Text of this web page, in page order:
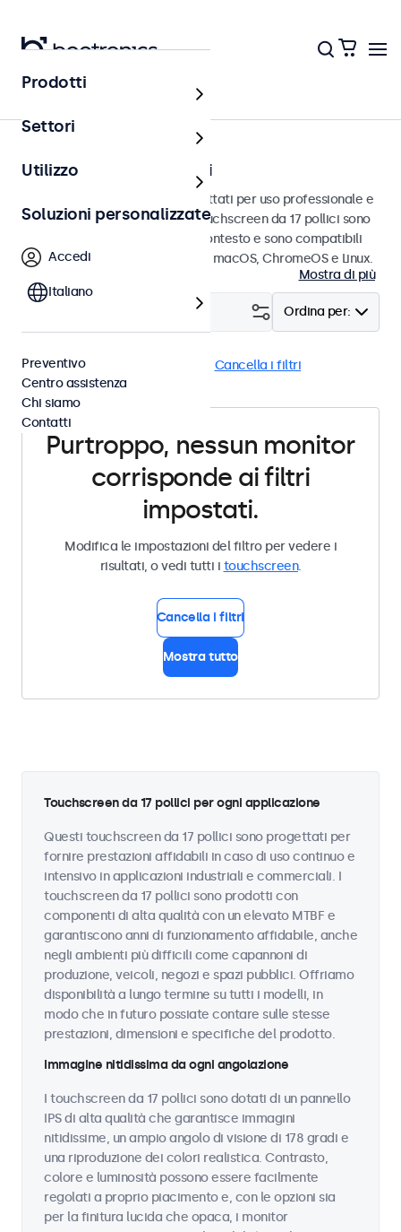
Home
Touchscreen da 17 pollici
Touchscreen da 17 pollici progettati per uso professionale e
uso continuo. Questi monitor touchscreen da 17 pollici sono
facili da integrare in qualsiasi contesto e sono compatibili
con i sistemi operativi Windows, macOS, ChromeOS e Linux.
Mostra di più
Ordina per:
RCA Touchscreen 17 pollici Cancella i filtri
Purtroppo, nessun monitor
corrisponde ai filtri
impostati.
Modifica le impostazioni del filtro per vedere i
risultati, o vedi tutti i touchscreen.
Cancella i filtri
Mostra tutto
Touchscreen da 17 pollici per ogni applicazione
Questi touchscreen da 17 pollici sono progettati per
fornire prestazioni affidabili in caso di uso continuo e
intensivo in applicazioni industriali e commerciali. I
touchscreen da 17 pollici sono prodotti con
componenti di alta qualità con un elevato MTBF e
garantiscono anni di funzionamento affidabile, anche
negli ambienti più difficili come capannoni di
produzione, veicoli, negozi e spazi pubblici. Offriamo
disponibilità a lungo termine su tutti i modelli, in
modo che in futuro possiate contare sulle stesse
prestazioni, dimensioni e specifiche del prodotto.
Immagine nitidissima da ogni angolazione
I touchscreen da 17 pollici sono dotati di un pannello
IPS di alta qualità che garantisce immagini
nitidissime, un ampio angolo di visione di 178 gradi e
una riproduzione dei colori realistica. Contrasto,
colore e luminosità possono essere facilmente
regolati a proprio piacimento e, con le opzioni sia
per la finitura lucida che opaca, i monitor
Prodotti
Settori
Utilizzo
Soluzioni personalizzate
Accedi
Italiano
Preventivo
Centro assistenza
Chi siamo
Contatti